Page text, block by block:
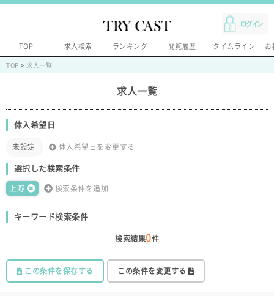
TOP 求人検索 ランキング 閲覧履歴 タイムライン お
TOP > 求人一覧
求人一覧
体入希望日
未設定 体入希望日を変更する
選択した検索条件
上野 検索条件を追加
キーワード検索条件
検索結果0件
この条件を保存する この条件を変更する